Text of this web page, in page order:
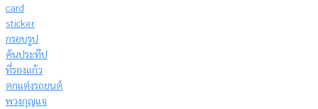
card
sticker
กรอบรูป
คันประทีป
ที่รองแก้ว
ตกแต่งรถยนต์
พวงกุญแจ